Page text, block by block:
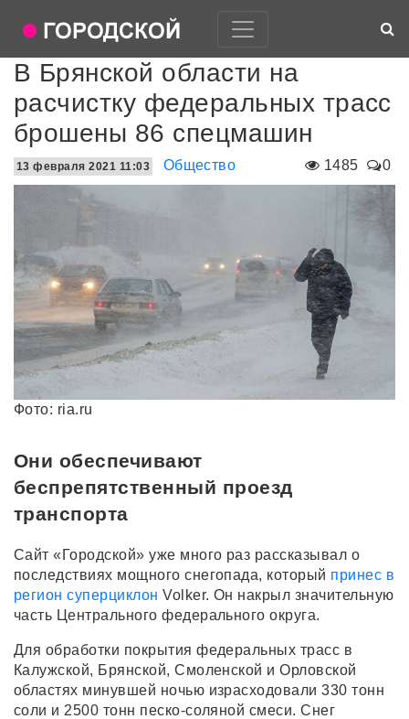
В Брянской области на
расчистку федеральных трасс
брошены 86 спецмашин
1485 0
13 февраля 2021 11:03 Общество
Фото: ria.ru
Они обеспечивают
беспрепятственный проезд
транспорта
Сайт «Городской» уже много раз рассказывал о
последствиях мощного снегопада, который принес в
регион суперциклон Volker. Он накрыл значительную
часть Центрального федерального округа.
Для обработки покрытия федеральных трасс в
Калужской, Брянской, Смоленской и Орловской
областях минувшей ночью израсходовали 330 тонн
соли и 2500 тонн песко-соляной смеси. Снег